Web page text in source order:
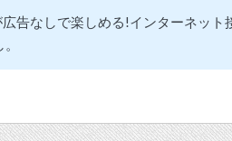
告なしで楽しめる!インターネット